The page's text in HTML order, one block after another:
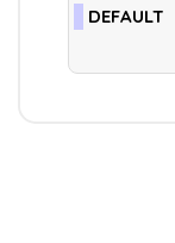
DEFAULT